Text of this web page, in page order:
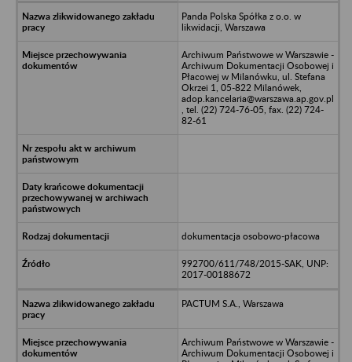
Panda Polska Spółka z o.o. w
likwidacji, Warszawa
Archiwum Państwowe w Warszawie -
Archiwum Dokumentacji Osobowej i
Płacowej w Milanówku, ul. Stefana
Okrzei 1, 05-822 Milanówek,
adop.kancelaria@warszawa.ap.gov.pl
, tel. (22) 724-76-05, fax. (22) 724-
82-61
dokumentacja osobowo-płacowa
992700/611/748/2015-SAK, UNP:
2017-00188672
PACTUM S.A., Warszawa
Archiwum Państwowe w Warszawie -
Archiwum Dokumentacji Osobowej i